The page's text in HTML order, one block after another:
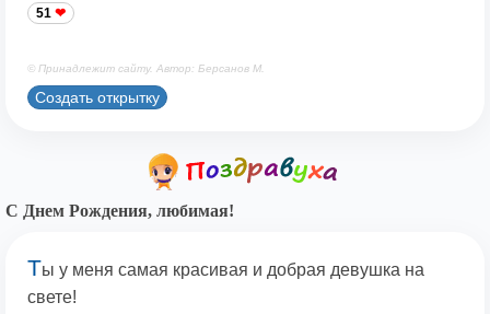
51
© Принадлежит сайту. Автор: Берсанов М.
Создать открытку
С Днем Рождения, любимая!
Ты у меня самая красивая и добрая девушка на
свете!